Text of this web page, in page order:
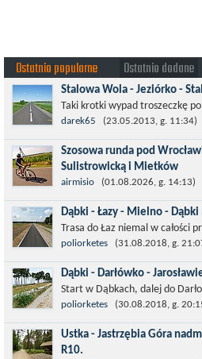
Ostatnio popularne Ostatnio dodane
Stalowa Wola - Jeziórko -
Taki krotki wypad troszeczkę
której już nie ma , kopalni siarki
pamiętają okres...
darek65 (23.05.2013, g. 11:34)
Szosowa runda pod
Sulistrowicką i Mietków
Łatwa, szosowa runda pod
małym podjazdem na
To trasa idealna na...
airmisio (01.08.2026, g. 14:13)
Dąbki - Łazy - Mielno -
Trasa do Łaz niemal w całości
ścieżkę rowerową (od Dąbek
Niestety jest to trasa nie...
poliorketes (31.08.2018, g.
Dąbki - Darłówko -
Start w Dąbkach, dalej do
(niekiedy pieszo-rowerową),
w stronę Darłówka
poliorketes (30.08.2018, g.
Ustka - Jastrzębia Góra
R10.